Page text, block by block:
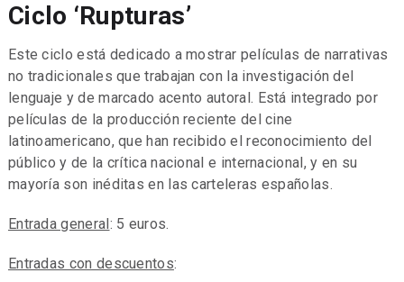
Ciclo ‘Rupturas’
Este ciclo está dedicado a mostrar películas de narrativas
no tradicionales que trabajan con la investigación del
lenguaje y de marcado acento autoral. Está integrado por
películas de la producción reciente del cine
latinoamericano, que han recibido el reconocimiento del
público y de la crítica nacional e internacional, y en su
mayoría son inéditas en las carteleras españolas.
Entrada general : 5 euros.
Entradas con descuentos: